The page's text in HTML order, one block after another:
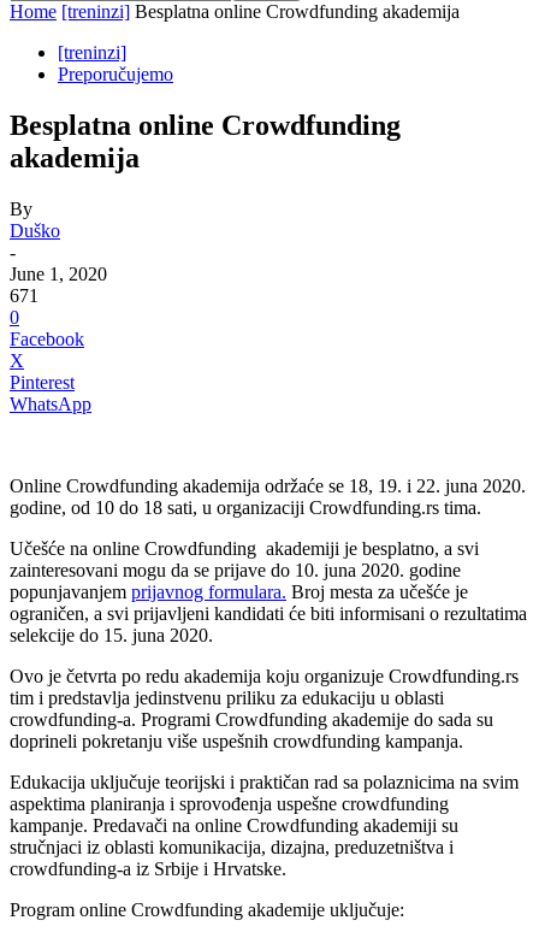
Home [treninzi] Besplatna online Crowdfunding akademija
[treninzi]
Preporučujemo
Besplatna online Crowdfunding
akademija
By
Duško
-
June 1, 2020
671
0
Facebook
X
Pinterest
WhatsApp
Online Crowdfunding akademija održaće se 18, 19. i 22. juna 2020.
godine, od 10 do 18 sati, u organizaciji Crowdfunding.rs tima.
Učešće na online Crowdfunding akademiji je besplatno, a svi
zainteresovani mogu da se prijave do 10. juna 2020. godine
popunjavanjem prijavnog formulara. Broj mesta za učešće je
ograničen, a svi prijavljeni kandidati će biti informisani o rezultatima
selekcije do 15. juna 2020.
Ovo je četvrta po redu akademija koju organizuje Crowdfunding.rs
tim i predstavlja jedinstvenu priliku za edukaciju u oblasti
crowdfunding-a. Programi Crowdfunding akademije do sada su
doprineli pokretanju više uspešnih crowdfunding kampanja.
Edukacija uključuje teorijski i praktičan rad sa polaznicima na svim
aspektima planiranja i sprovođenja uspešne crowdfunding
kampanje. Predavači na online Crowdfunding akademiji su
stručnjaci iz oblasti komunikacija, dizajna, preduzetništva i
crowdfunding-a iz Srbije i Hrvatske.
Program online Crowdfunding akademije uključuje: